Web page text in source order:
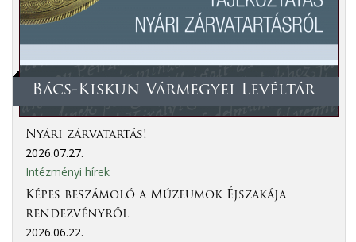
Bács-Kiskun Vármegyei Levéltár
Nyári zárvatartás!
2026.07.27.
Intézményi hírek
Képes beszámoló a Múzeumok Éjszakája
rendezvényről
2026.06.22.